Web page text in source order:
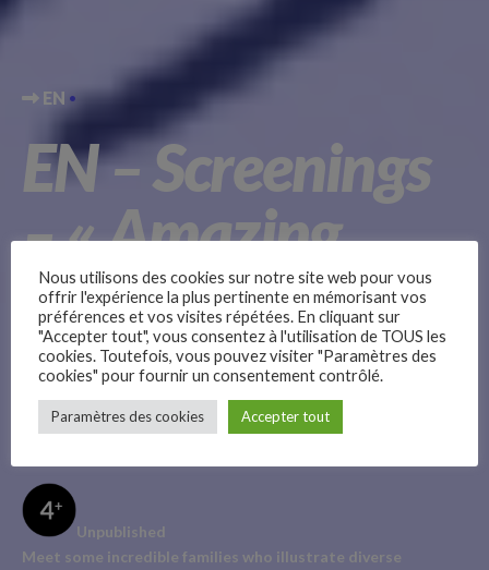
Follow Us
EN
EN – Screenings
– « Amazing
families »
(“Drôles de
familles”)
Unpublished
Meet some incredible families who illustrate diverse
Nous utilisons des cookies sur notre site web pour vous
offrir l'expérience la plus pertinente en mémorisant vos
préférences et vos visites répétées. En cliquant sur
"Accepter tout", vous consentez à l'utilisation de TOUS les
cookies. Toutefois, vous pouvez visiter "Paramètres des
cookies" pour fournir un consentement contrôlé.
Paramètres des cookies Accepter tout